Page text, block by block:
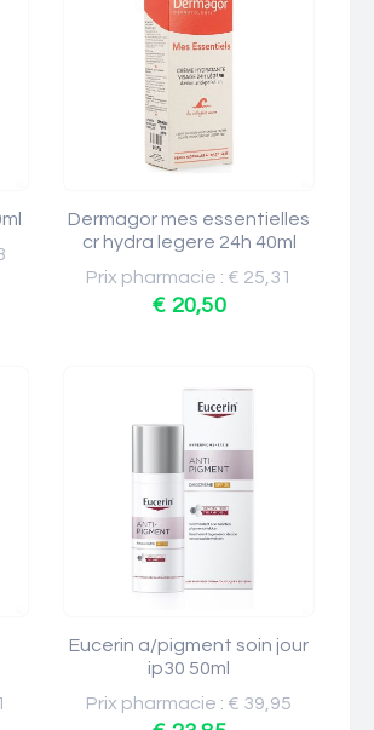
Dermagor mes essentielles
cr hydra legere 24h 40ml
Prix pharmacie : € 25,31
€ 20,50
Eucerin a/pigment soin jour
ip30 50ml
Prix pharmacie : € 39,95